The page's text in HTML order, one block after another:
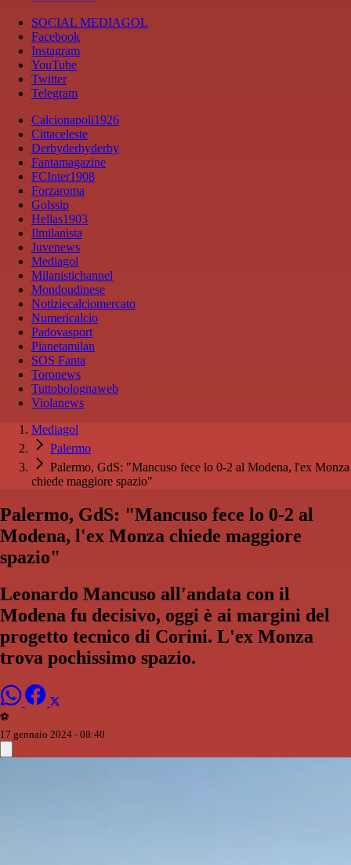
SOCIAL MEDIAGOL
Facebook
Instagram
YouTube
Twitter
Telegram
Calcionapoli1926
Cittaceleste
Derbyderbyderby
Fantamagazine
FCInter1908
Forzaroma
Golssip
Hellas1903
Ilmilanista
Juvenews
Mediagol
Milanistichannel
Mondoudinese
Notiziecalciomercato
Numericalcio
Padovasport
Pianetamilan
SOS Fanta
Toronews
Tuttobolognaweb
Violanews
Mediagol
Palermo
Palermo, GdS: "Mancuso fece lo 0-2 al Modena, l'ex Monza
chiede maggiore spazio"
Palermo, GdS: "Mancuso fece lo 0-2 al
Modena, l'ex Monza chiede maggiore
spazio"
Leonardo Mancuso all'andata con il
Modena fu decisivo, oggi è ai margini del
progetto tecnico di Corini. L'ex Monza
trova pochissimo spazio.
⚽️
17 gennaio 2024 - 08:40